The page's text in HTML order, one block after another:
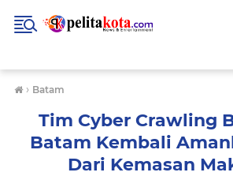
› Batam
Tim Cyber Crawling
Batam Kembali
Dari Kemasan